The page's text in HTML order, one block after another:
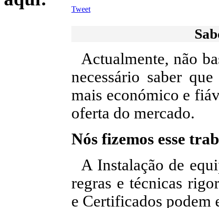
Tweet
Actualmente, não
necessário saber
mais económico e
oferta do mercado.
Nós fizemos esse
A Instalação de
regras e técnicas
e Certificados podem